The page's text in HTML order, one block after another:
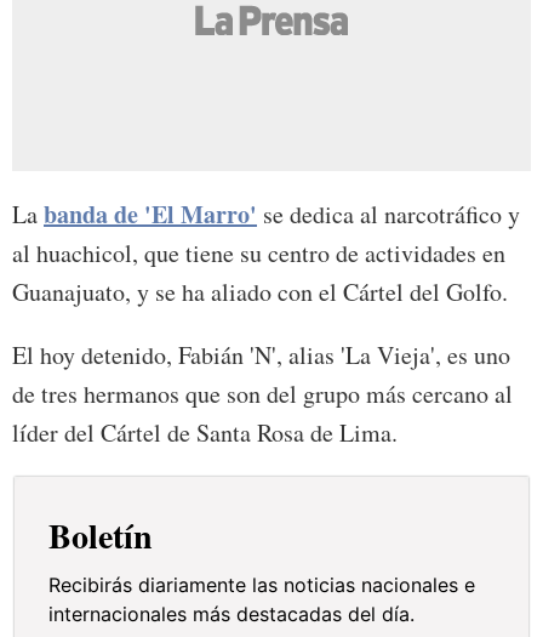
Labanda de 'El Marro' se dedica al narcotráfico y
al huachicol, que tiene su centro de actividades en
Guanajuato, y se ha aliado con el Cártel del Golfo.
El hoy detenido, Fabián 'N', alias 'La Vieja', es uno
de tres hermanos que son del grupo más cercano al
líder del Cártel de Santa Rosa de Lima.
Boletín
Recibirás diariamente las noticias nacionales e
internacionales más destacadas del día.